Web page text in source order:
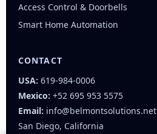
Access Control & Doorbells
Smart Home Automation
CONTACT
USA: 619-984-0006
Mexico: +52 695 953 5575
Email: info@belmontsolutions.net
San Diego, California